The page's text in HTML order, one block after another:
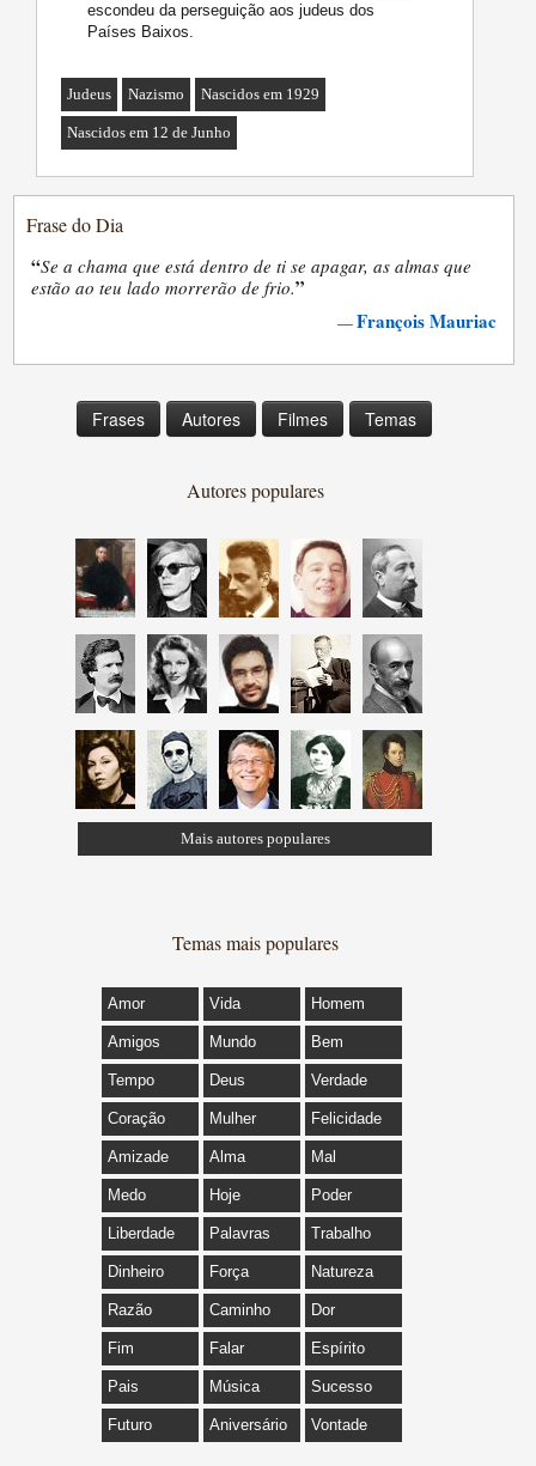
escondeu da perseguição aos judeus dos
Países Baixos.
Judeus Nazismo Nascidos em 1929
Nascidos em 12 de Junho
Frase do Dia
“Se a chama que está dentro de ti se apagar, as almas que
estão ao teu lado morrerão de frio.”
—François Mauriac
Frases Autores Filmes Temas
Autores populares
Mais autores populares
Temas mais populares
Amor Vida Homem
Amigos Mundo Bem
Tempo Deus Verdade
Coração Mulher Felicidade
Amizade Alma Mal
Medo Hoje Poder
Liberdade Palavras Trabalho
Dinheiro Força Natureza
Razão Caminho Dor
Fim Falar Espírito
Pais Música Sucesso
Futuro Aniversário Vontade